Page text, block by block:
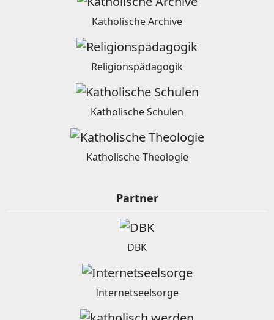
Katholische Archive
Religionspädagogik
Katholische Schulen
Katholische Theologie
Partner
DBK
Internetseelsorge